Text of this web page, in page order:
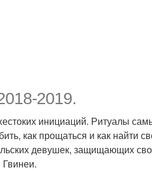
2019.
инициаций. Ритуалы
как прощаться и как найти
девушек, защищающих